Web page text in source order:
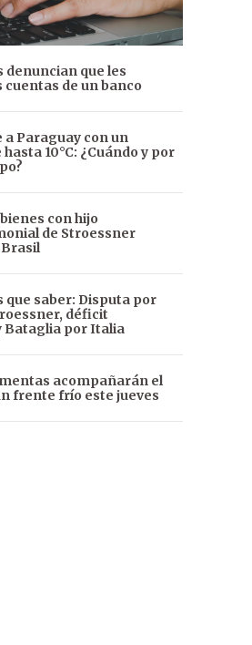
denuncian que les
cuentas de un banco
a Paraguay con un
10°C: ¿Cuándo y por
con hijo
de Stroessner
que saber: Disputa por
déficit
Bataglia por Italia
acompañarán el
frente frío este jueves